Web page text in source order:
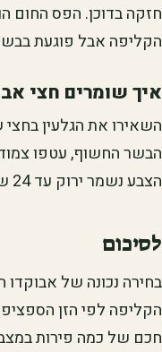
חזקה בדוכן. הפס החום
הקליפה אבל פוגעת
איך שומרים חצי
השאירו את הגלעין
הבשר החשוף, עטפו צמוד
הצבע נשמר ירוק עד 24 שעות.
לסיכום
בחירה נכונה של
הקליפה לפי הזן
חכם של כמה פירות